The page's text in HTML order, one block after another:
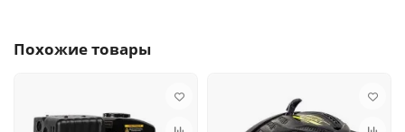
Похожие товары